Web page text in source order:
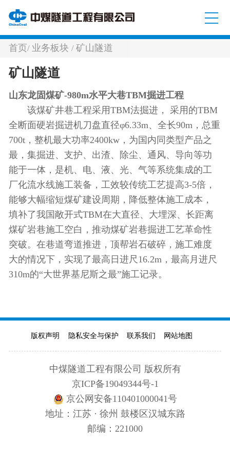
首页/ 业务板块/矿山隧道
矿山隧道
山东龙固煤矿-980m水平大巷TBM掘进工程
该煤矿井巷工程采用TBM法掘进， 采用的TBM
全断面硬岩掘进机刀盘直径φ6.33m、全长90m，总重
700t，整机最大功率2400kw，为国内同类型产品之
最，集掘进、支护、出渣、除尘、通风、导向等功
能于一体，是机、电、液、光、气等系统集成的工
厂化流水线施工装备，工效较传统工艺提高3-5倍，
能够大幅缩短煤矿建设周期，降低整体施工成本，
填补了我国敞开式TBM在大直径、大埋深、长距离
煤矿岩巷施工空白，推动煤矿岩巷掘进工艺革命性
突破。在巷道弯道推进，顶帮岩石破碎，施工难度
大的情况下，实现了最高日进尺16.2m，最高月进尺
310m的“大世界基尼斯之最”施工记录。
版权声明 隐私安全与保护 联系我们 网站地图
中煤隧道工程有限公司 版权所有
京ICP备19049344号-1
京公网安备110401000041号
地址：江苏 · 徐州 鼓楼区汉城东路
邮编：221000